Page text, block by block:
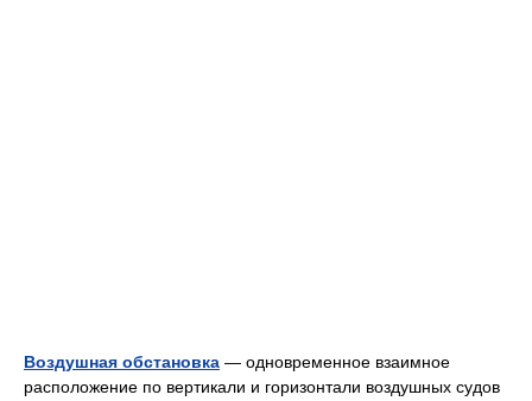
Воздушная обстановка — одновременное взаимное
расположение по вертикали и горизонтали воздушных судов